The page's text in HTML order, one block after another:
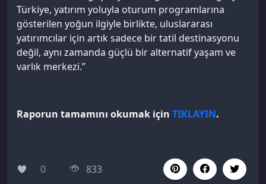
Türkiye, yatırım yoluyla oturum programlarına
gösterilen yoğun ilgiyle birlikte, uluslararası
yatırımcılar için artık sadece bir tatil destinasyonu
değil, aynı zamanda güçlü bir alternatif yaşam ve
varlık merkezi.”
Raporun tamamını okumak için TIKLAYIN.
0 833